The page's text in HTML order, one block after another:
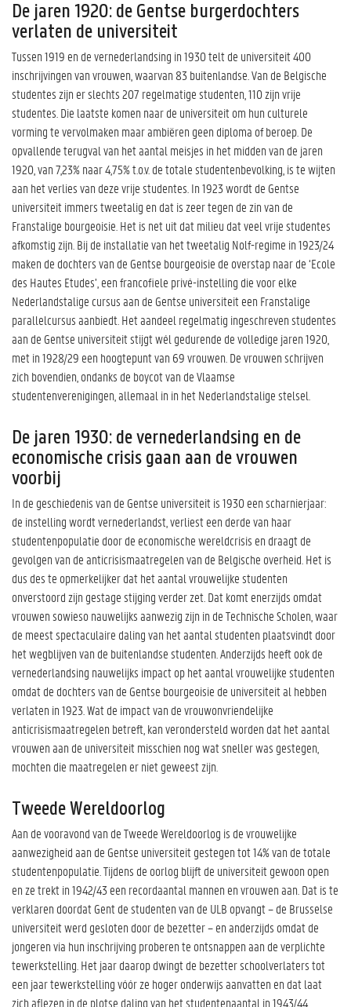
De jaren 1920: de Gentse burgerdochters
verlaten de universiteit
Tussen 1919 en de vernederlandsing in 1930 telt de universiteit 400
inschrijvingen van vrouwen, waarvan 83 buitenlandse. Van de Belgische
studentes zijn er slechts 207 regelmatige studenten, 110 zijn vrije
studentes. Die laatste komen naar de universiteit om hun culturele
vorming te vervolmaken maar ambiëren geen diploma of beroep. De
opvallende terugval van het aantal meisjes in het midden van de jaren
1920, van 7,23% naar 4,75% t.o.v. de totale studentenbevolking, is te wijten
aan het verlies van deze vrije studentes. In 1923 wordt de Gentse
universiteit immers tweetalig en dat is zeer tegen de zin van de
Franstalige bourgeoisie. Het is net uit dat milieu dat veel vrije studentes
afkomstig zijn. Bij de installatie van het tweetalig Nolf-regime in 1923/24
maken de dochters van de Gentse bourgeoisie de overstap naar de ‘Ecole
des Hautes Etudes’, een francofiele privé-instelling die voor elke
Nederlandstalige cursus aan de Gentse universiteit een Franstalige
parallelcursus aanbiedt. Het aandeel regelmatig ingeschreven studentes
aan de Gentse universiteit stijgt wél gedurende de volledige jaren 1920,
met in 1928/29 een hoogtepunt van 69 vrouwen. De vrouwen schrijven
zich bovendien, ondanks de boycot van de Vlaamse
studentenverenigingen, allemaal in in het Nederlandstalige stelsel.
De jaren 1930: de vernederlandsing en de
economische crisis gaan aan de vrouwen
voorbij
In de geschiedenis van de Gentse universiteit is 1930 een scharnierjaar:
de instelling wordt vernederlandst, verliest een derde van haar
studentenpopulatie door de economische wereldcrisis en draagt de
gevolgen van de anticrisismaatregelen van de Belgische overheid. Het is
dus des te opmerkelijker dat het aantal vrouwelijke studenten
onverstoord zijn gestage stijging verder zet. Dat komt enerzijds omdat
vrouwen sowieso nauwelijks aanwezig zijn in de Technische Scholen, waar
de meest spectaculaire daling van het aantal studenten plaatsvindt door
het wegblijven van de buitenlandse studenten. Anderzijds heeft ook de
vernederlandsing nauwelijks impact op het aantal vrouwelijke studenten
omdat de dochters van de Gentse bourgeoisie de universiteit al hebben
verlaten in 1923. Wat de impact van de vrouwonvriendelijke
anticrisismaatregelen betreft, kan verondersteld worden dat het aantal
vrouwen aan de universiteit misschien nog wat sneller was gestegen,
mochten die maatregelen er niet geweest zijn.
Tweede Wereldoorlog
Aan de vooravond van de Tweede Wereldoorlog is de vrouwelijke
aanwezigheid aan de Gentse universiteit gestegen tot 14% van de totale
studentenpopulatie. Tijdens de oorlog blijft de universiteit gewoon open
en ze trekt in 1942/43 een recordaantal mannen en vrouwen aan. Dat is te
verklaren doordat Gent de studenten van de ULB opvangt – de Brusselse
universiteit werd gesloten door de bezetter – en anderzijds omdat de
jongeren via hun inschrijving proberen te ontsnappen aan de verplichte
tewerkstelling. Het jaar daarop dwingt de bezetter schoolverlaters tot
een jaar tewerkstelling vóór ze hoger onderwijs aanvatten en dat laat
zich aflezen in de plotse daling van het studentenaantal in 1943/44.